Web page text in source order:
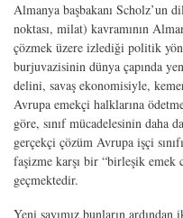
Almanya başbakanı Scholz’un
noktası, milat) kavramının
çözmek üzere izlediği politik
burjuvazisinin dünya çapında
delini, savaş ekonomisiyle,
Avrupa emekçi halklarına
göre, sınıf mücadelesinin daha
gerçekçi çözüm Avrupa işçi
faşizme karşı bir “birleşik emek
geçmektedir.
Yeni sayımız bunların